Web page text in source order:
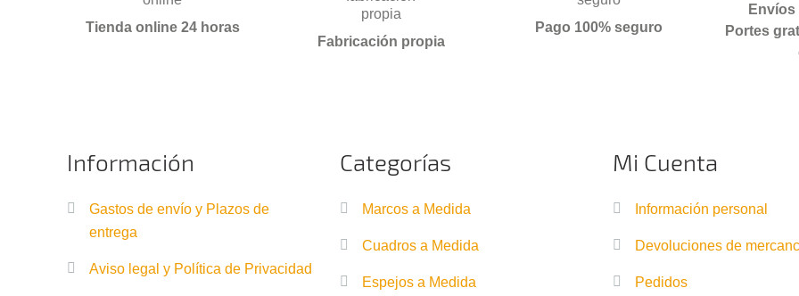
Tienda online 24 horas
Fabricación propia
Pago 100% seguro
Envíos
Portes
Información
Gastos de envío y Plazos de
entrega
Aviso legal y Política de Privacidad
Categorías
Marcos a Medida
Cuadros a Medida
Espejos a Medida
Mi Cuenta
Información personal
Devoluciones de
Pedidos